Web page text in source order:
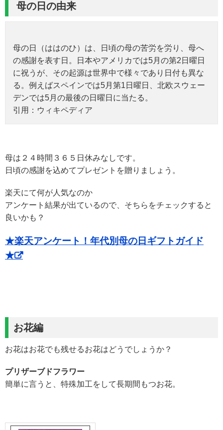
母の日の由来
母の日（ははのひ）は、日頃の母の苦労を労り、母へ
の感謝を表す日。日本やアメリカでは5月の第2日曜日
に祝うが、その起源は世界中で様々であり日付も異な
る。例えばスペインでは5月第1日曜日、北欧スウェー
デンでは5月の最後の日曜日に当たる。
引用：ウィキペディア
母は２４時間３６５日休みなしです。
日頃の感謝を込めてプレゼントを贈りましょう。
楽天にて何が人気なのか
アンケート結果が出ているので、そちらをチェックすると
良いかも？
★楽天アンケート！年代別母の日ギフトガイド
★
お花編
お花はお花でも残せるお花はどうでしょうか？
プリザーブドフラワー
簡単に言うと、特殊加工をして長期間もつお花。